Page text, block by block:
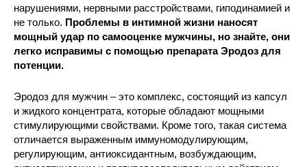
нарушениями, нервными расстройствами, гиподинамией и
не только. Проблемы в интимной жизни наносят
мощный удар по самооценке мужчины, но знайте, они
легко исправимы с помощью препарата Эродоз для
потенции.
Эродоз для мужчин – это комплекс, состоящий из капсул
и жидкого концентрата, которые обладают мощными
стимулирующими свойствами. Кроме того, такая система
отличается выраженным иммуномодулирующим,
регулирующим, антиоксидантным, возбуждающим,